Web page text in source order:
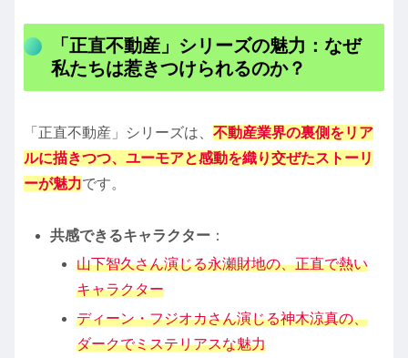
「正直不動産」シリーズの魅力：なぜ
私たちは惹きつけられるのか？
「正直不動産」シリーズは、 不動産業界の裏側をリア
ルに描きつつ、ユーモアと感動を織り交ぜたストーリ
ーが魅力です。
共感できるキャラクター ：
山下智久さん演じる永瀬財地の、正直で熱い
キャラクター
ディーン・フジオカさん演じる神木涼真の、
ダークでミステリアスな魅力